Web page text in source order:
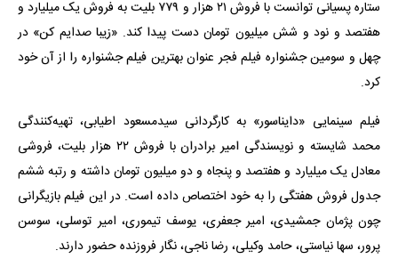
ستاره پسیانی توانست با فروش ۲۱ هزار و ۷۷۹ بلیت به فروش یک میلیارد و
هفتصد و نود و شش میلیون تومان دست پیدا کند. «زیبا صدایم کن» در
چهل و سومین جشنواره فیلم فجر عنوان بهترین فیلم جشنواره را از آن خود
کرد.
فیلم سینمایی «دایناسور» به کارگردانی سیدمسعود اطیابی، تهیه‌کنندگی
محمد شایسته و نویسندگی امیر برادران با فروش ۲۲ هزار بلیت، فروشی
معادل یک میلیارد و هفتصد و پنجاه و دو میلیون تومان داشته و رتبه ششم
جدول فروش هفتگی را به خود اختصاص داده است. در این فیلم بازیگرانی
چون پژمان جمشیدی، امیر جعفری، یوسف تیموری، امیر توسلی، سوسن
پرور، سها نیاستی، حامد وکیلی، رضا ناجی، نگار فروزنده حضور دارند.